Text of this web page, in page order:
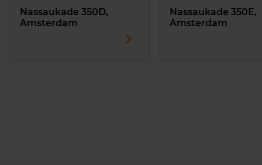
Nassaukade 350D,
Amsterdam
Nassaukade 350E,
Amsterdam